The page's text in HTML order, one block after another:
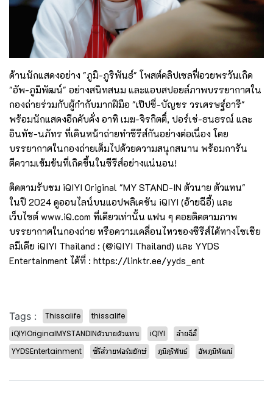
ด้านนักแสดงอย่าง "ภูมิ-ภูริพันธ์" โพสต์คลิปเซลฟี่อวยพรวันเกิด
"อัพ-ภูมิพัฒน์" อย่างสนิทสนม และแอบสปอยล์ภาพบรรยากาศใน
กองถ่ายร่วมกับผู้กำกับมากฝีมือ "เป๊ปซี่-บัญชร วรเศรษฐ์อารี"
พร้อมนักแสดงอีกคับคั่ง อาทิ เมฆ-จิรกิตติ์, ปอร์เช่-ธนธรณ์ และ
อินทัช-นภัทร ที่เดินหน้าถ่ายทำซีรีส์กันอย่างต่อเนื่อง โดย
บรรยากาศในกองถ่ายเต็มไปด้วยความสนุกสนาน พร้อมการัน
ตีความเข้มข้นที่เกิดขึ้นในซีรีส์อย่างแน่นอน!
ติดตามรับชม iQIYI Original "MY STAND-IN ตัวนาย ตัวแทน"
ในปี 2024 ดูออนไลน์บนแอปพลิเคชัน iQIYI (อ้ายฉีอี้) และ
เว็บไซต์ www.iQ.com ที่เดียวเท่านั้น แฟน ๆ คอยติดตามภาพ
บรรยากาศในกองถ่าย หรือความเคลื่อนไหวของซีรีส์ได้ทางโซเชีย
ลมีเดีย iQIYI Thailand : (@iQIYI Thailand) และ YYDS
Entertainment ได้ที่ : https://linktr.ee/yyds_ent
Tags : Thissalife
thissalife
iQIYIOriginalMYSTANDINตัวนายตัวแทน
iQIYI
อ้ายฉีอี้
YYDSEntertainment
ซีรีส์วายฟอร์มยักษ์ ภูมิภูริพันธ์ อัพภูมิพัฒน์